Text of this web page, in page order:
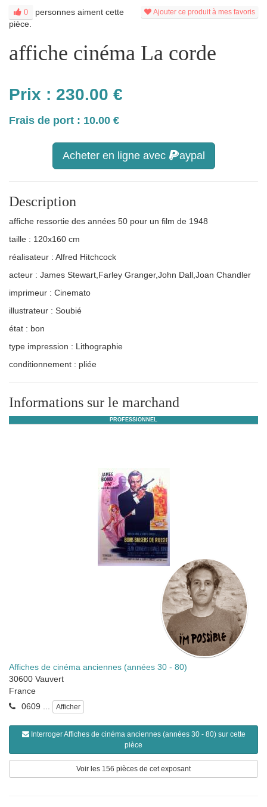
Ajouter ce produit à mes favoris
0
personnes aiment cette
pièce.
affiche cinéma La corde
Prix : 230.00 €
Frais de port : 10.00 €
Acheter en ligne avec aypal
Description
affiche ressortie des années 50 pour un film de 1948
taille : 120x160 cm
réalisateur : Alfred Hitchcock
acteur : James Stewart,Farley Granger,John Dall,Joan Chandler
imprimeur : Cinemato
illustrateur : Soubié
état : bon
type impression : Lithographie
conditionnement : pliée
Informations sur le marchand
PROFESSIONNEL
Affiches de cinéma anciennes (années 30 - 80)
30600 Vauvert
France
0609 ...
Afficher
Interroger Affiches de cinéma anciennes (années 30 - 80) sur cette
pièce
Voir les 156 pièces de cet exposant